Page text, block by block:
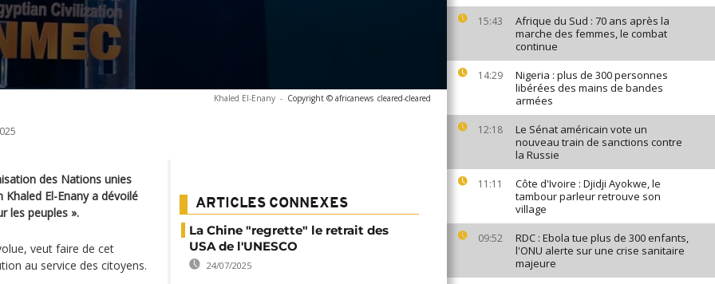
15:43
Afrique du Sud : 70 ans après la
marche des femmes, le combat
continue
14:29
Nigeria : plus de 300 personnes
libérées des mains de bandes
armées
12:18
Le Sénat américain vote un
nouveau train de sanctions contre
la Russie
11:11
Côte d'Ivoire : Djidji Ayokwe, le
tambour parleur retrouve son
village
09:52
RDC : Ebola tue plus de 300 enfants,
l'ONU alerte sur une crise sanitaire
majeure
Khaled El-Enany - Copyright © africanews cleared-cleared
des Nations unies
Khaled El-Enany a dévoilé
les peuples ».
veut faire de cet
au service des citoyens.
ARTICLES CONNEXES
La Chine "regrette" le retrait des
USA de l'UNESCO
24/07/2025